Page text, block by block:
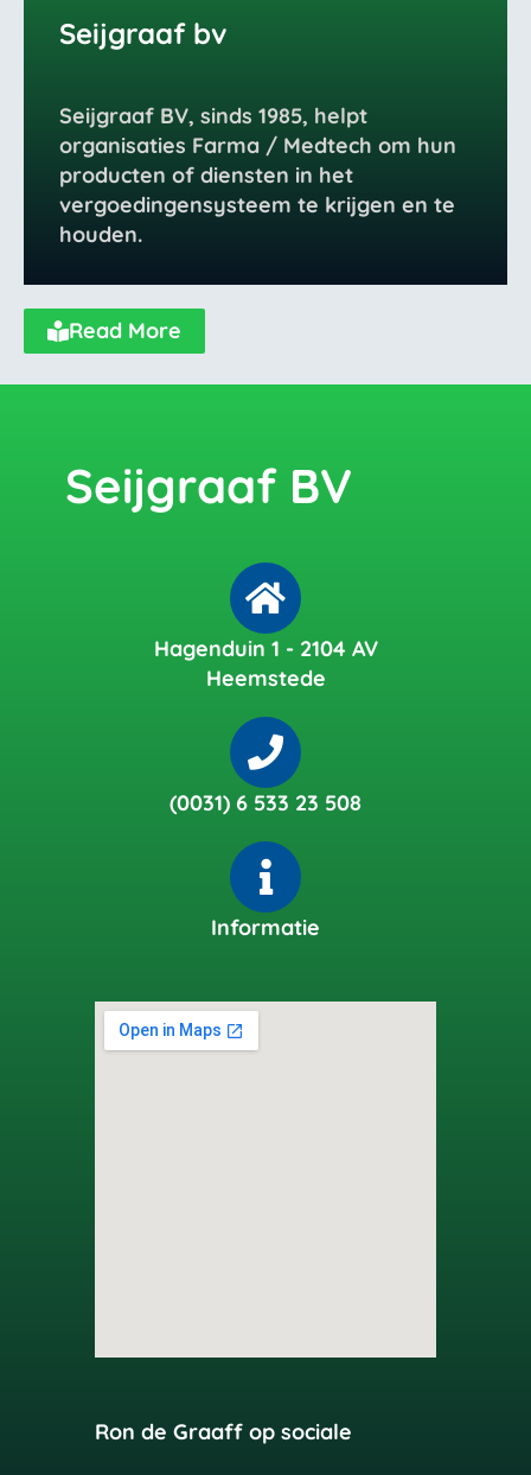
Seijgraaf bv
Seijgraaf BV, sinds 1985, helpt
organisaties Farma / Medtech om hun
producten of diensten in het
vergoedingensysteem te krijgen en te
houden.
Read More
Seijgraaf BV
Hagenduin 1 - 2104 AV
Heemstede
(0031) 6 533 23 508
Informatie
Ron de Graaff op sociale